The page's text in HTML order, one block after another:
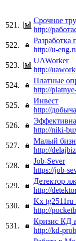
521.
Срочное
http://
522.
Разработка
http://u-
523.
UAWorker
http://
524.
Платные
http://
525.
Инвест
http://
526.
http://niki-
527.
Малый
http://
528.
Job-Sever
https://job-
529.
Детектор
http://
530.
Kx tg2511ru
http://
531.
Кризис КД
http://kd-